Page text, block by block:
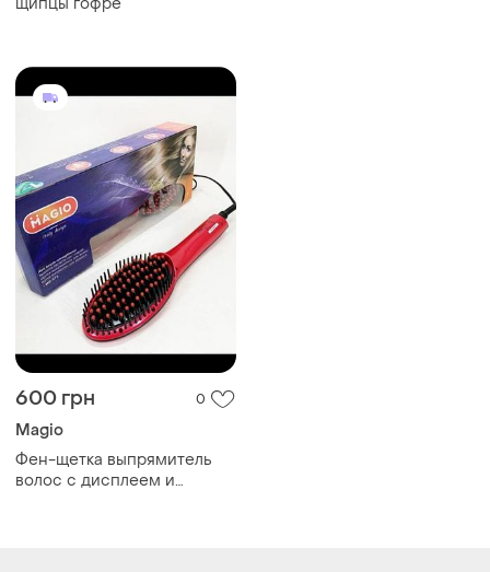
600 грн 0
Magio
Фен-щетка выпрямитель
волос с дисплеем и